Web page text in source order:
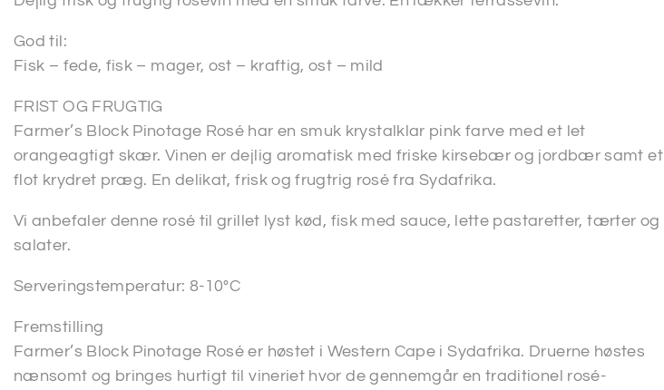
God til:
Fisk – fede, fisk – mager, ost – kraftig, ost – mild
FRIST OG FRUGTIG
Farmer’s Block Pinotage Rosé har en smuk krystalklar pink farve med et let
orangeagtigt skær. Vinen er dejlig aromatisk med friske kirsebær og jordbær samt et
flot krydret præg. En delikat, frisk og frugtrig rosé fra Sydafrika.
Vi anbefaler denne rosé til grillet lyst kød, fisk med sauce, lette pastaretter, tærter og
salater.
Serveringstemperatur: 8-10°C
Fremstilling
Farmer’s Block Pinotage Rosé er høstet i Western Cape i Sydafrika. Druerne høstes
nænsomt og bringes hurtigt til vineriet hvor de gennemgår en traditionel rosé-